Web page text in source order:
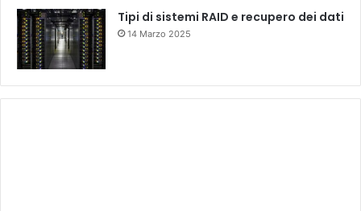
Tipi di sistemi RAID e recupero dei dati
14 Marzo 2025